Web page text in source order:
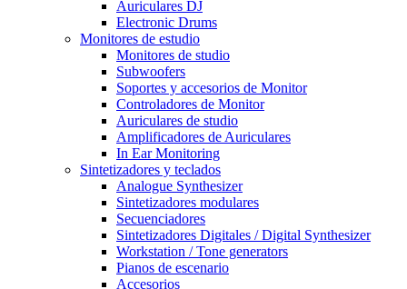
Auriculares DJ
Electronic Drums
Monitores de estudio
Monitores de studio
Subwoofers
Soportes y accesorios de Monitor
Controladores de Monitor
Auriculares de studio
Amplificadores de Auriculares
In Ear Monitoring
Sintetizadores y teclados
Analogue Synthesizer
Sintetizadores modulares
Secuenciadores
Sintetizadores Digitales / Digital Synthesizer
Workstation / Tone generators
Pianos de escenario
Accesorios